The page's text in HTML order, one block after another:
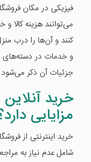
فیزیکی در مکان
می‌توانند هزینه کالا
کنند و آن‌ها را درب
و خدمات در دسته‌های
جزئیات آن ذکر می‌شود.
خرید
مزایایی
خرید اینترنتی از
شامل عدم نیاز به